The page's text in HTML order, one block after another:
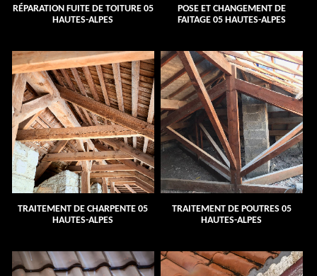
RÉPARATION FUITE DE TOITURE 05
HAUTES-ALPES
POSE ET CHANGEMENT DE
FAITAGE 05 HAUTES-ALPES
TRAITEMENT DE CHARPENTE 05
HAUTES-ALPES
TRAITEMENT DE POUTRES 05
HAUTES-ALPES